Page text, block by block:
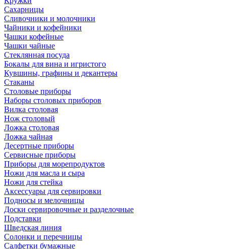
Сахарницы
Сливочники и молочники
Чайники и кофейники
Чашки кофейные
Чашки чайные
Стеклянная посуда
Бокалы для вина и игристого
Кувшины, графины и декантеры
Стаканы
Столовые приборы
Наборы столовых приборов
Вилка столовая
Нож столовый
Ложка столовая
Ложка чайная
Десертные приборы
Сервисные приборы
Приборы для морепродуктов
Ножи для масла и сыра
Ножи для стейка
Аксессуары для сервировки
Подносы и мелочницы
Доски сервировочные и разделочные
Подставки
Шведская линия
Солонки и перечницы
Салфетки бумажные